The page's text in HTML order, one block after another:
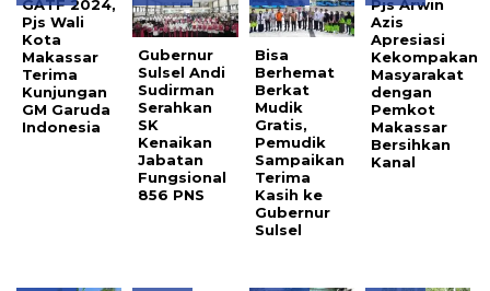
GATF 2024,
Pjs Wali
Kota
Makassar
Terima
Kunjungan
GM Garuda
Indonesia
Gubernur
Sulsel Andi
Sudirman
Serahkan
SK
Kenaikan
Jabatan
Fungsional
856 PNS
Bisa
Berhemat
Berkat
Mudik
Gratis,
Pemudik
Sampaikan
Terima
Kasih ke
Gubernur
Sulsel
Pjs Arwin
Azis
Apresiasi
Kekompakan
Masyarakat
dengan
Pemkot
Makassar
Bersihkan
Kanal